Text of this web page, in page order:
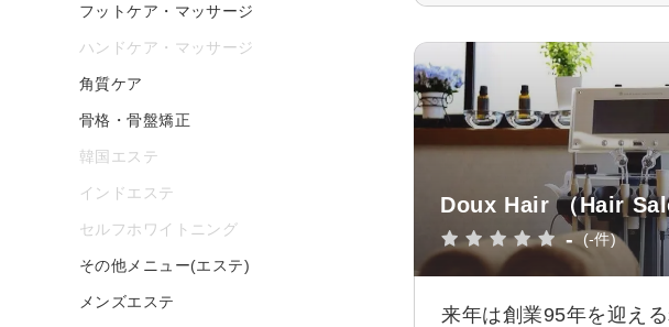
Doux Hair （Hair
- (-件)
来年は創業95年を迎え
フットケア・マッサージ
ハンドケア・マッサージ
角質ケア
骨格・骨盤矯正
韓国エステ
インドエステ
セルフホワイトニング
その他メニュー(エステ)
メンズエステ